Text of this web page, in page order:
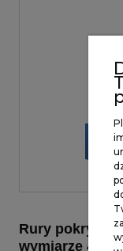
Rury pokryte
wymiarze